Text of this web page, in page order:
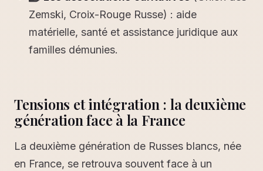
Zemski, Croix-Rouge Russe) : aide
matérielle, santé et assistance juridique aux
familles démunies.
Tensions et intégration : la deuxième
génération face à la France
La deuxième génération de Russes blancs, née
en France, se retrouva souvent face à un